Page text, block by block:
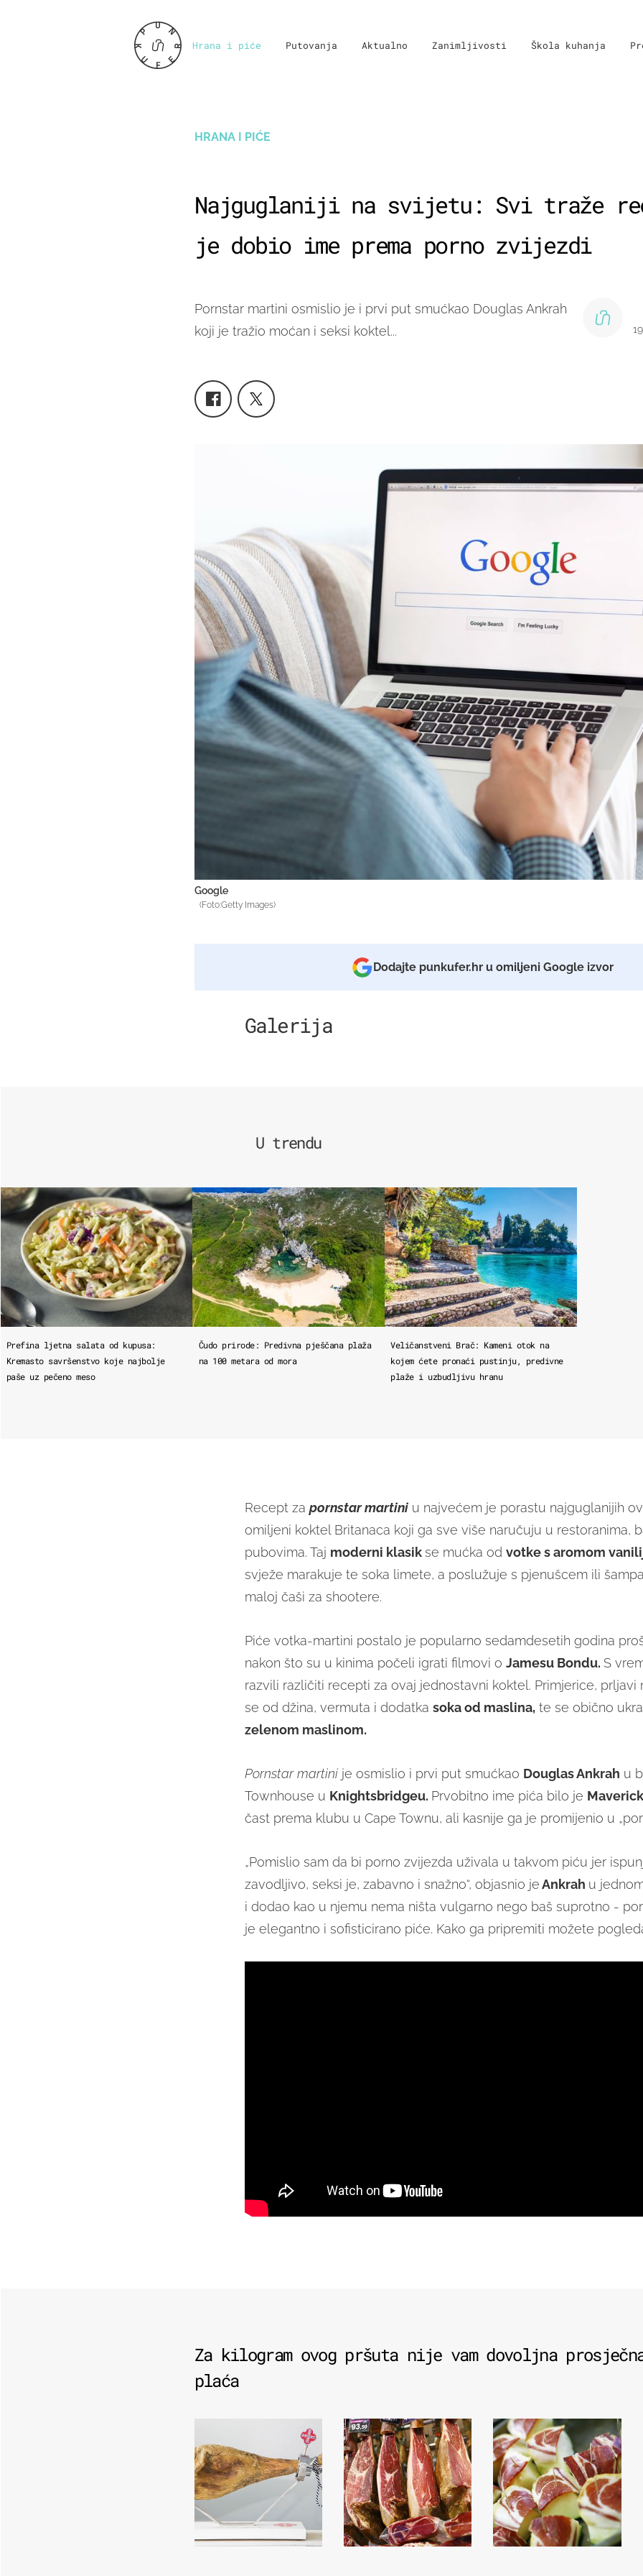
Hrana i piće Putovanja Aktualno Zanimljivosti Škola kuhanja
HRANA I PIĆE
Najguglaniji na svijetu: Svi traže
je dobio ime prema porno zvijezdi
Pornstar martini osmislio je i prvi put smućkao Douglas Ankrah
koji je tražio moćan i seksi koktel...
Google
(Foto:Getty Images)
Dodajte punkufer.hr u omiljeni Google izvor
Galerija
U trendu
Prefina ljetna salata od kupusa:
Kremasto savršenstvo koje najbolje
paše uz pečeno meso
Čudo prirode: Predivna pješčana plaža
na 100 metara od mora
Veličanstveni Brač: Kameni otok na
kojem ćete pronaći pustinju, predivne
plaže i uzbudljivu hranu
Recept za pornstar martini u najvećem je porastu najguglanijih
omiljeni koktel Britanaca koji ga sve više naručuju u restoranima,
pubovima. Taj moderni klasikse mućka od votke s aromom
svježe marakuje te soka limete, a poslužuje s pjenušcem ili
maloj čaši za shootere.
Piće votka-martini postalo je popularno sedamdesetih godina
nakon što su u kinima počeli igrati filmovi o Jamesu Bondu. S
razvili različiti recepti za ovaj jednostavni koktel. Primjerice, prljavi
se od džina, vermuta i dodatka soka od maslina,te se obično
zelenom maslinom.
Pornstar martini je osmislio i prvi put smućkao Douglas Ankrah u
Townhouse u Knightsbridgeu. Prvobitno ime pića bilo je
čast prema klubu u Cape Townu, ali kasnije ga je promijenio u
„Pomislio sam da bi porno zvijezda uživala u takvom piću jer
zavodljivo, seksi je, zabavno i snažno“, objasnio jeAnkrah u
i dodao kao u njemu nema ništa vulgarno nego baš suprotno -
je elegantno i sofisticirano piće. Kako ga pripremiti možete
Za kilogram ovog pršuta nije vam dovoljna
plaća